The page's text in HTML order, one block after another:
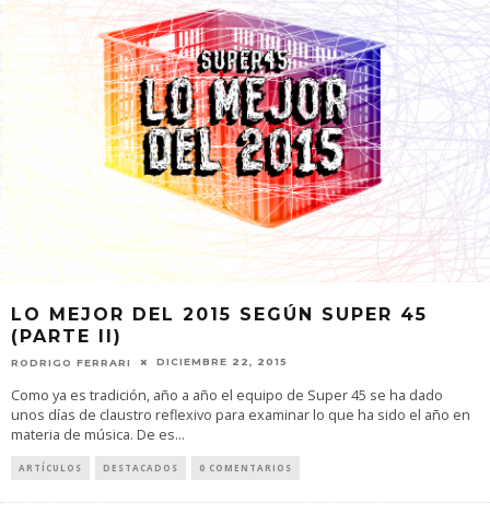
LO MEJOR DEL 2015 SEGÚN SUPER 45
(PARTE II)
RODRIGO FERRARI DICIEMBRE 22, 2015
Como ya es tradición, año a año el equipo de Super 45 se ha dado
unos días de claustro reflexivo para examinar lo que ha sido el año en
materia de música. De es...
ARTÍCULOS DESTACADOS 0 COMENTARIOS